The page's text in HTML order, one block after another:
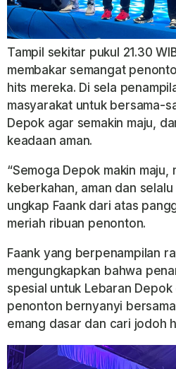
Tampil sekitar pukul 21.30
membakar semangat
hits mereka. Di sela
masyarakat untuk bersama-
Depok agar semakin maju,
keadaan aman.
“Semoga Depok makin
keberkahan, aman dan
ungkap Faank dari atas
meriah ribuan penonton.
Faank yang berpenampilan
mengungkapkan bahwa
spesial untuk Lebaran Depok
penonton bernyanyi
emang dasar dan cari jodoh